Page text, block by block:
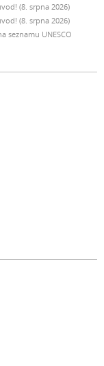
(8. srpna 2026)
(8. srpna 2026)
seznamu UNESCO